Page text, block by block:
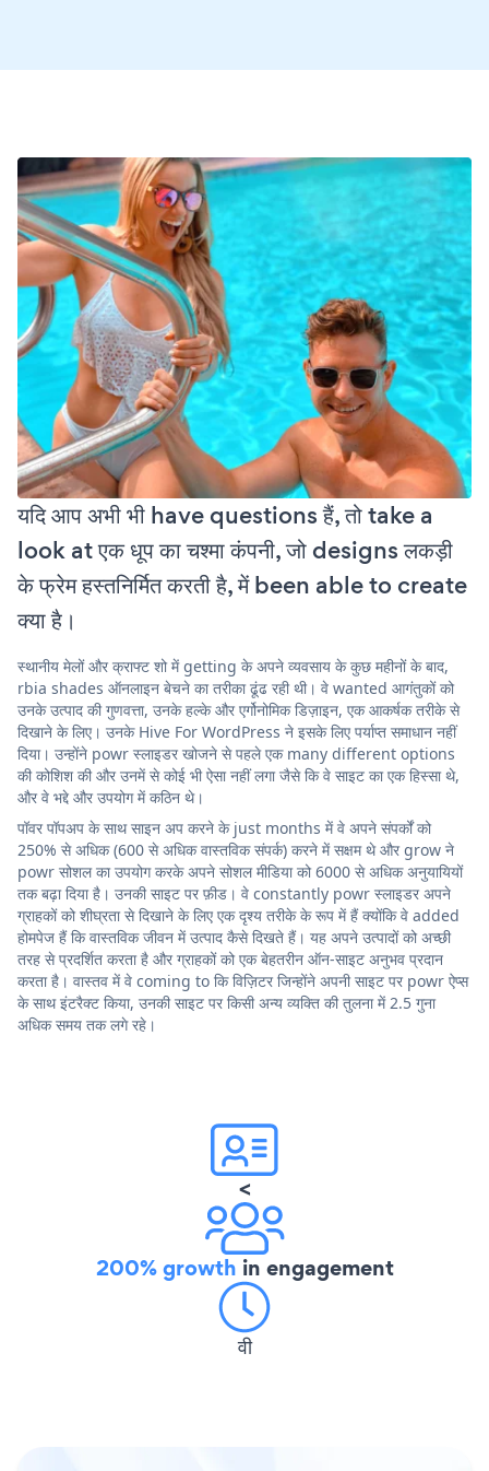
यदि आप अभी भी have questions हैं, तो take a
look at एक धूप का चश्मा कंपनी, जो designs लकड़ी
के फ्रेम हस्तनिर्मित करती है, में been able to create
क्या है।
स्थानीय मेलों और क्राफ्ट शो में getting के अपने व्यवसाय के कुछ महीनों के बाद,
rbia shades ऑनलाइन बेचने का तरीका ढूंढ रही थी। वे wanted आगंतुकों को
उनके उत्पाद की गुणवत्ता, उनके हल्के और एर्गोनोमिक डिज़ाइन, एक आकर्षक तरीके से
दिखाने के लिए। उनके Hive For WordPress ने इसके लिए पर्याप्त समाधान नहीं
दिया। उन्होंने powr स्लाइडर खोजने से पहले एक many different options
की कोशिश की और उनमें से कोई भी ऐसा नहीं लगा जैसे कि वे साइट का एक हिस्सा थे,
और वे भद्दे और उपयोग में कठिन थे।
पॉवर पॉपअप के साथ साइन अप करने के just months में वे अपने संपर्कों को
250% से अधिक (600 से अधिक वास्तविक संपर्क) करने में सक्षम थे और grow ने
powr सोशल का उपयोग करके अपने सोशल मीडिया को 6000 से अधिक अनुयायियों
तक बढ़ा दिया है। उनकी साइट पर फ़ीड। वे constantly powr स्लाइडर अपने
ग्राहकों को शीघ्रता से दिखाने के लिए एक दृश्य तरीके के रूप में हैं क्योंकि वे added
होमपेज हैं कि वास्तविक जीवन में उत्पाद कैसे दिखते हैं। यह अपने उत्पादों को अच्छी
तरह से प्रदर्शित करता है और ग्राहकों को एक बेहतरीन ऑन-साइट अनुभव प्रदान
करता है। वास्तव में वे coming to कि विज़िटर जिन्होंने अपनी साइट पर powr ऐप्स
के साथ इंटरैक्ट किया, उनकी साइट पर किसी अन्य व्यक्ति की तुलना में 2.5 गुना
अधिक समय तक लगे रहे।
<
200% growth in engagement
वी